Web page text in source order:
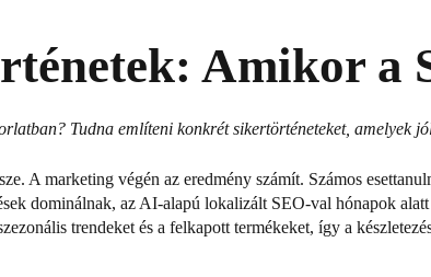
Amikor a
Tudna említeni konkrét sikertörténeteket, amelyek
A marketing végén az eredmény számít. Számos
dominálnak, az AI-alapú lokalizált SEO-val hónapok
trendeket és a felkapott termékeket, így a